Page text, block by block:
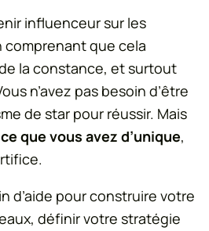
influenceur sur les
comprenant que cela
la constance, et surtout
n’avez pas besoin d’être
de star pour réussir. Mais
que vous avez d’unique,
d’aide pour construire votre
définir votre stratégie